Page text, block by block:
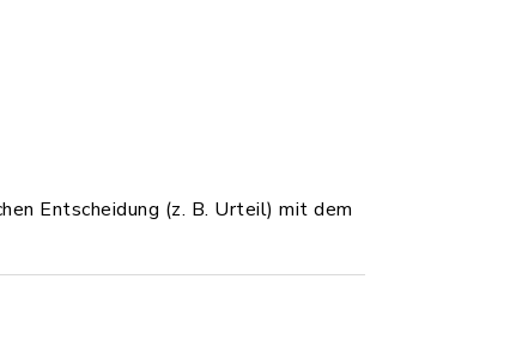
Entscheidung (z. B. Urteil) mit dem